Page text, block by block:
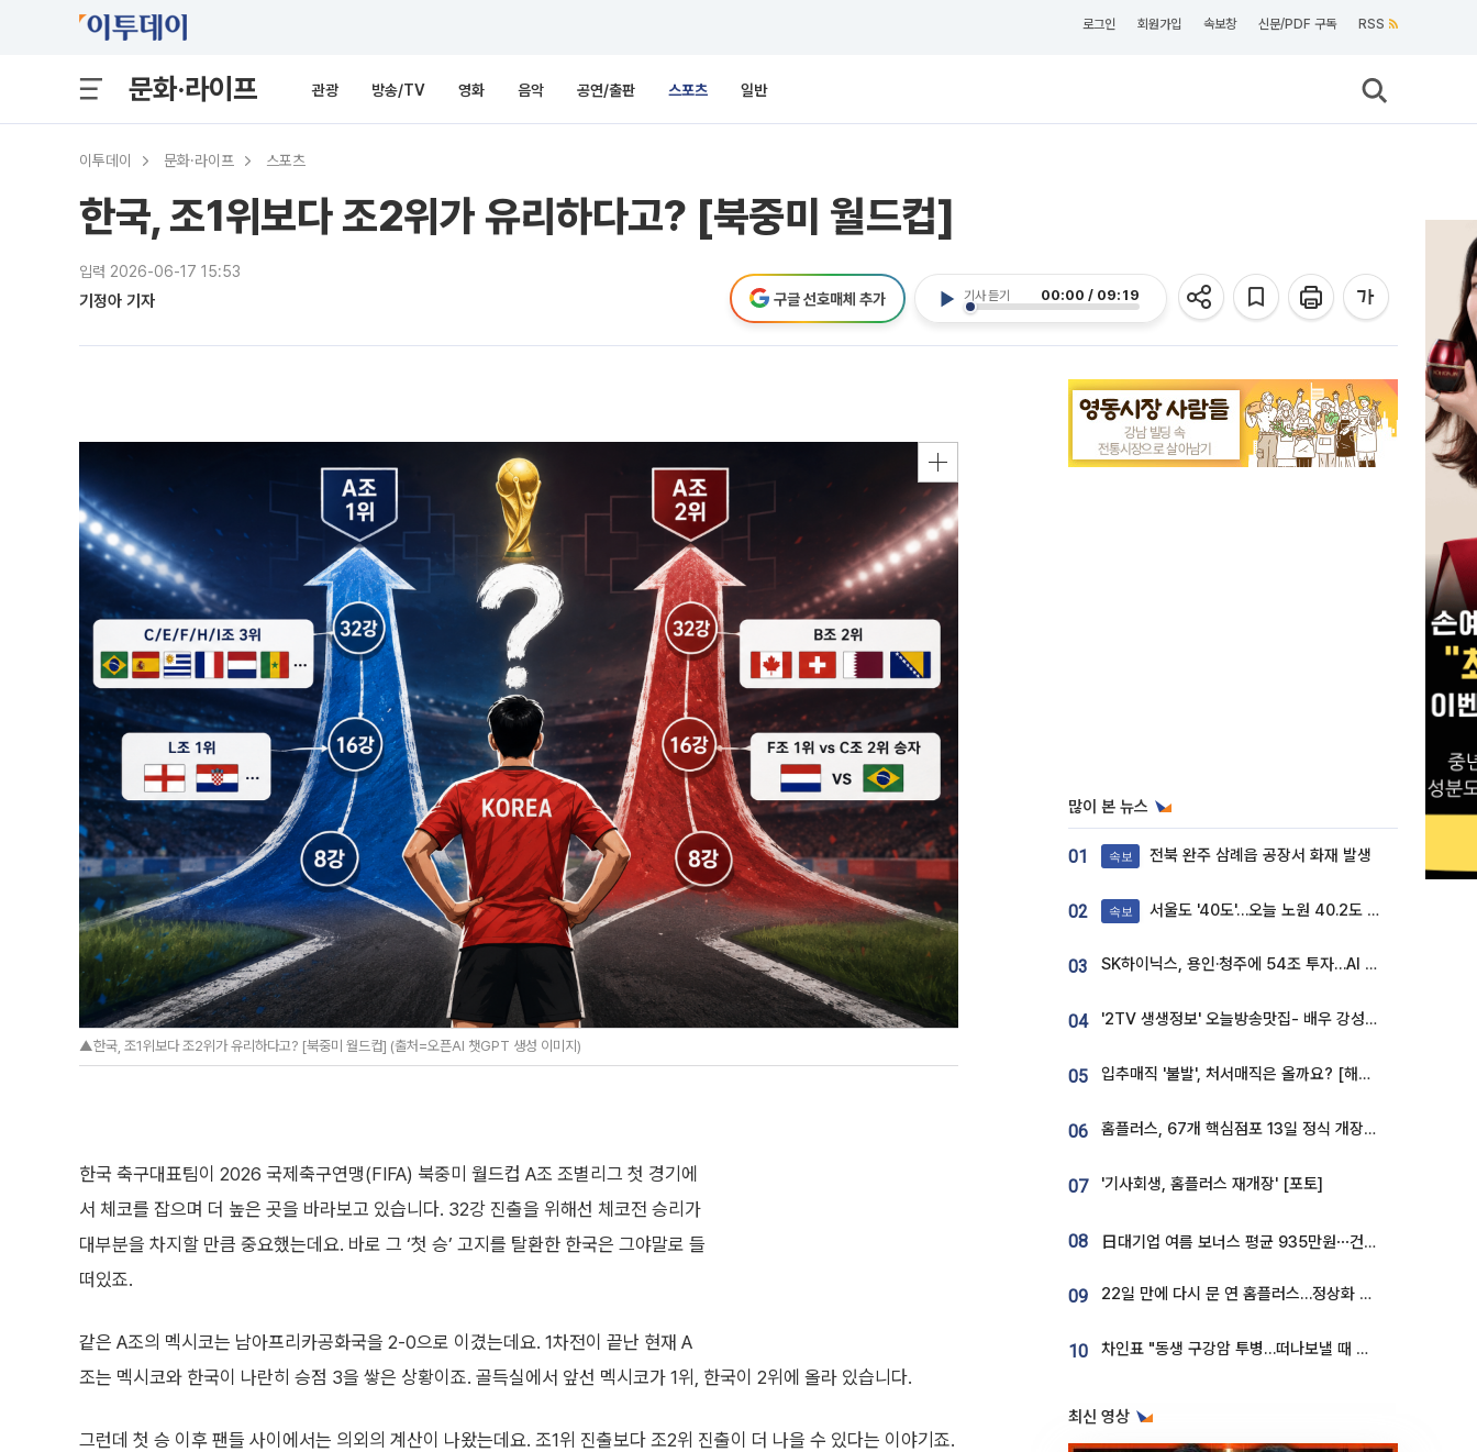
로그인 회원가입 속보창 신문/PDF 구독 RSS
문화·라이프 관광 방송/TV 영화 음악 공연/출판 스포츠 일반
이투데이 문화·라이프 스포츠
한국, 조1위보다 조2위가 유리하다고? [북중미 월드컵]
입력 2026-06-17 15:53
기정아 기자 기사 듣기 00:00 / 09:19
구글 선호매체 추가
▲한국, 조1위보다 조2위가 유리하다고? [북중미 월드컵] (출처=오픈AI 챗GPT 생성 이미지)
한국 축구대표팀이 2026 국제축구연맹(FIFA) 북중미 월드컵 A조 조별리그 첫 경기에
서 체코를 잡으며 더 높은 곳을 바라보고 있습니다. 32강 진출을 위해선 체코전 승리가
대부분을 차지할 만큼 중요했는데요. 바로 그 ‘첫 승’ 고지를 탈환한 한국은 그야말로 들
떠있죠.
같은 A조의 멕시코는 남아프리카공화국을 2-0으로 이겼는데요. 1차전이 끝난 현재 A
조는 멕시코와 한국이 나란히 승점 3을 쌓은 상황이죠. 골득실에서 앞선 멕시코가 1위, 한국이 2위에 올라 있습니다.
그런데 첫 승 이후 팬들 사이에서는 의외의 계산이 나왔는데요. 조1위 진출보다 조2위 진출이 더 나을 수 있다는 이야기죠.
많이 본 뉴스
01 속보 전북 완주 삼례읍 공장서 화재 발생
02 속보 서울도 '40도'…오늘 노원 40.2도 기록
03 SK하이닉스, 용인·청주에 54조 투자…AI 메모리 생산기지 키운다
04 '2TV 생생정보' 오늘방송맛집- 배우 강성진 단골! 쌀국수ㆍ푸팟퐁 커리 맛집 '블○○○'
05 입추매직 '불발', 처서매직은 올까요? [해시태그]
06 홈플러스, 67개 핵심점포 13일 정식 개장…영업 재개 속도
07 '기사회생, 홈플러스 재개장' [포토]
08 日대기업 여름 보너스 평균 935만원⋯건설회사 1800만 넘어
09 22일 만에 다시 문 연 홈플러스…정상화 바쁜데 재고 없어 ‘발동동’[가보니]
10 차인표 "동생 구강암 투병…떠나보낼 때 가장 힘들었다”
최신 영상